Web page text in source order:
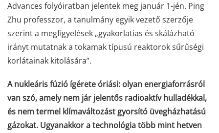
Advances folyóiratban jelentek meg január 1-jén. Ping
Zhu professzor, a tanulmány egyik vezető szerzője
szerint a megfigyelések „gyakorlatias és skálázható
irányt mutatnak a tokamak típusú reaktorok sűrűségi
korlátainak kitolására”.
A nukleáris fúzió ígérete óriási: olyan energiaforrásról
van szó, amely nem jár jelentős radioaktív hulladékkal,
és nem termel klímaváltozást gyorsító üvegházhatású
gázokat. Ugyanakkor a technológia több mint hetven